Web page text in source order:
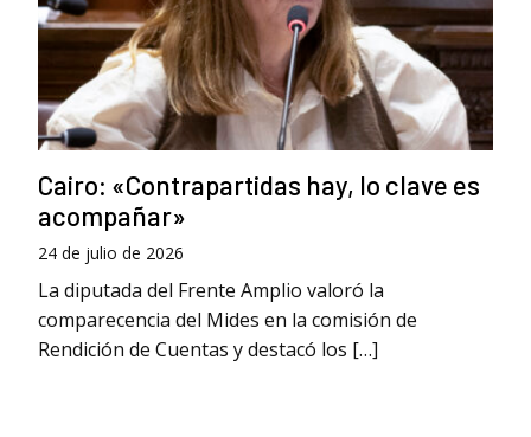
Cairo: «Contrapartidas hay, lo clave es
acompañar»
24 de julio de 2026
La diputada del Frente Amplio valoró la
comparecencia del Mides en la comisión de
Rendición de Cuentas y destacó los […]